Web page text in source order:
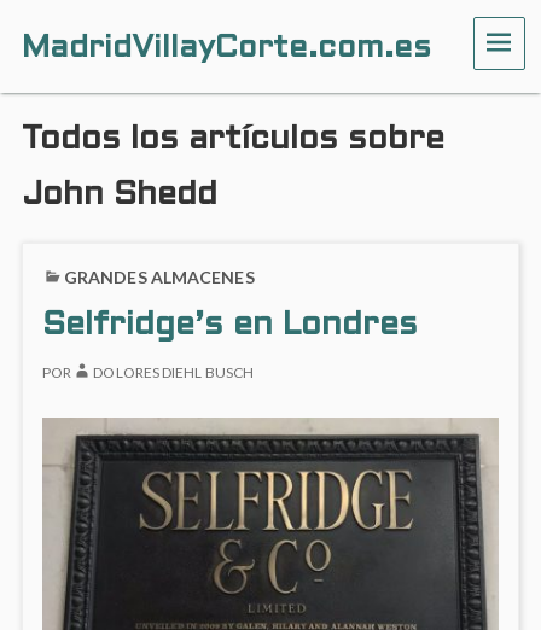
MadridVillayCorte.com.es
Todos los artículos sobre
John Shedd
GRANDES ALMACENES
Selfridge’s en Londres
POR DOLORES DIEHL BUSCH